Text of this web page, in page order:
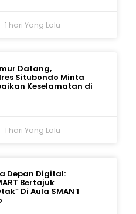
1 hari Yang Lalu
Datang,
Situbondo Minta
Keselamatan di
1 hari Yang Lalu
Depan Digital:
Bertajuk
Di Aula SMAN 1